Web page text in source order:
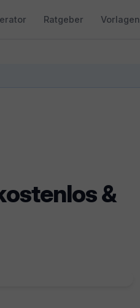
Ratgeber Vorlagen
&